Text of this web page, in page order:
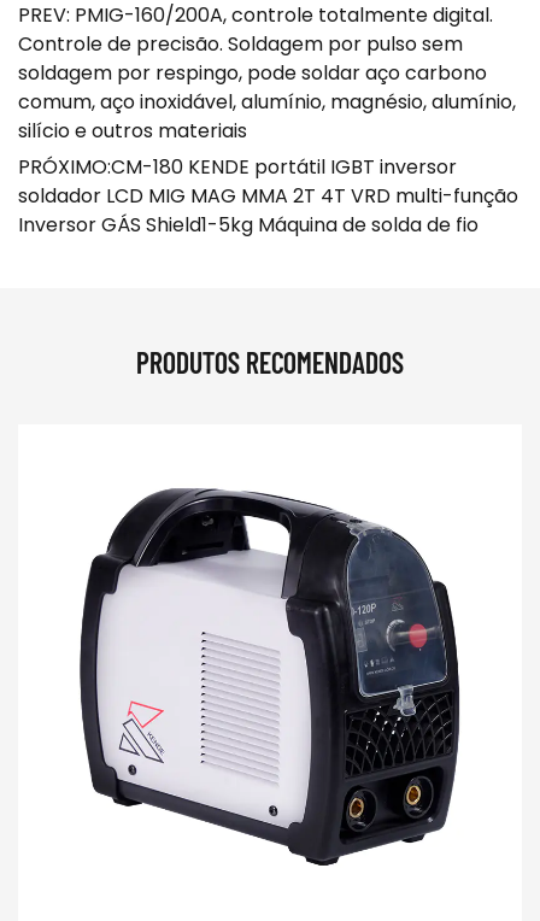
PREV: PMIG-160/200A, controle totalmente digital.
Controle de precisão. Soldagem por pulso sem
soldagem por respingo, pode soldar aço carbono
comum, aço inoxidável, alumínio, magnésio, alumínio,
silício e outros materiais
PRÓXIMO:CM-180 KENDE portátil IGBT inversor
soldador LCD MIG MAG MMA 2T 4T VRD multi-função
Inversor GÁS Shield1-5kg Máquina de solda de fio
PRODUTOS RECOMENDADOS